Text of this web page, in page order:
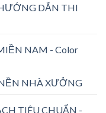
DẪN THI
NAM - Color
NHÀ XƯỞNG
TIÊU CHUẨN -